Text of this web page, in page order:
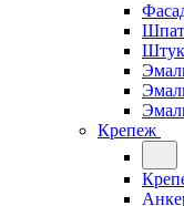
Крепеж